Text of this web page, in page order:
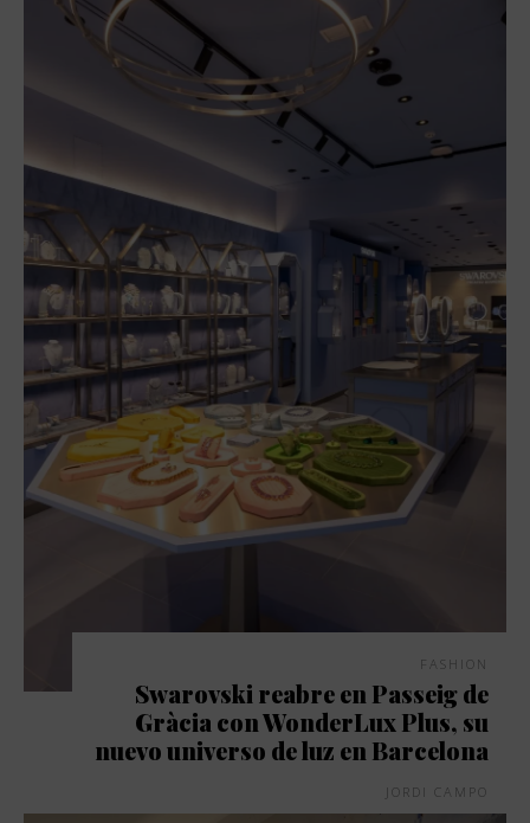
FASHION
Swarovski reabre en Passeig de
Gràcia con WonderLux Plus, su
nuevo universo de luz en Barcelona
JORDI CAMPO